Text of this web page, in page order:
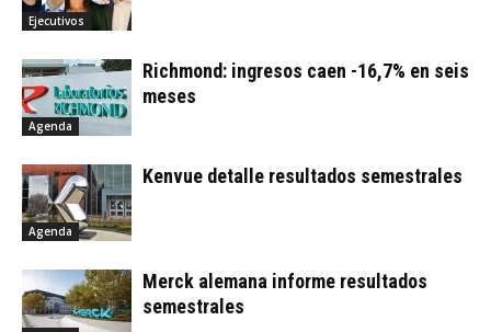
Ejecutivos
Agenda
Richmond: ingresos caen -16,7% en seis
meses
Agenda
Kenvue detalle resultados semestrales
Merck alemana informe resultados
semestrales